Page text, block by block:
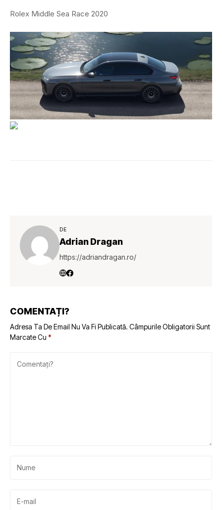
Rolex Middle Sea Race 2020
DE
Adrian Dragan
https://adriandragan.ro/
COMENTAȚI?
Adresa Ta De Email Nu Va Fi Publicată. Câmpurile Obligatorii Sunt
Marcate Cu *